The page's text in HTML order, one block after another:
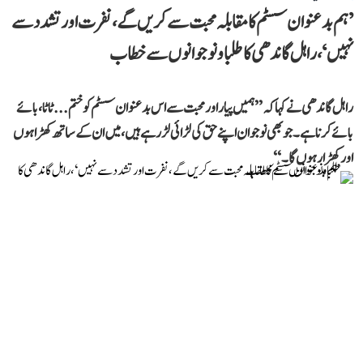
’ہم بدعنوان سسٹم کا مقابلہ محبت سے کریں گے، نفرت اور تشدد سے
نہیں‘، راہل گاندھی کا طلبا و نوجوانوں سے خطاب
راہل گاندھی نے کہا کہ ’’ہمیں پیار اور محبت سے اس بدعنوان سسٹم کو ختم... ٹاٹا، بائے
بائے کرنا ہے۔ جو بھی نوجوان اپنے حق کی لڑائی لڑ رہے ہیں، میں ان کے ساتھ کھڑا ہوں
اور کھڑا رہوں گا۔‘‘